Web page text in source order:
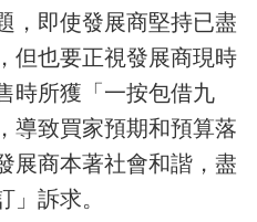
，即使發展商堅持已盡
但也要正視發展商現時
時所獲「一按包借九
導致買家預期和預算落
展商本著社會和諧，盡
」訴求。